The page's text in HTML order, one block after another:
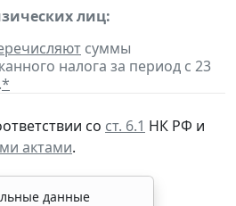
лиц:
суммы
налога за период с 23
*
со ст. 6.1 НК РФ и
актами.
данные